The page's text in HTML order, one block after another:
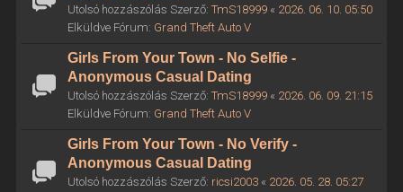
Utolsó hozzászólás Szerző: TmS18999« 2026. 06. 10. 05:50
Elküldve Fórum: Grand Theft Auto V
Girls From Your Town - No Selfie -
Anonymous Casual Dating
Utolsó hozzászólás Szerző: TmS18999« 2026. 06. 09. 21:15
Elküldve Fórum: Grand Theft Auto V
Girls From Your Town - No Verify -
Anonymous Casual Dating
Utolsó hozzászólás Szerző: ricsi2003« 2026. 05. 28. 05:27